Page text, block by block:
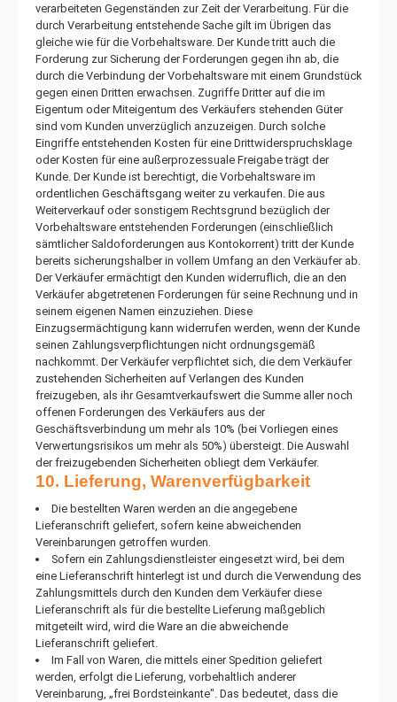
verarbeiteten Gegenständen zur Zeit der Verarbeitung. Für die
durch Verarbeitung entstehende Sache gilt im Übrigen das
gleiche wie für die Vorbehaltsware. Der Kunde tritt auch die
Forderung zur Sicherung der Forderungen gegen ihn ab, die
durch die Verbindung der Vorbehaltsware mit einem Grundstück
gegen einen Dritten erwachsen. Zugriffe Dritter auf die im
Eigentum oder Miteigentum des Verkäufers stehenden Güter
sind vom Kunden unverzüglich anzuzeigen. Durch solche
Eingriffe entstehenden Kosten für eine Drittwiderspruchsklage
oder Kosten für eine außerprozessuale Freigabe trägt der
Kunde. Der Kunde ist berechtigt, die Vorbehaltsware im
ordentlichen Geschäftsgang weiter zu verkaufen. Die aus
Weiterverkauf oder sonstigem Rechtsgrund bezüglich der
Vorbehaltsware entstehenden Forderungen (einschließlich
sämtlicher Saldoforderungen aus Kontokorrent) tritt der Kunde
bereits sicherungshalber in vollem Umfang an den Verkäufer ab.
Der Verkäufer ermächtigt den Kunden widerruflich, die an den
Verkäufer abgetretenen Forderungen für seine Rechnung und in
seinem eigenen Namen einzuziehen. Diese
Einzugsermächtigung kann widerrufen werden, wenn der Kunde
seinen Zahlungsverpflichtungen nicht ordnungsgemäß
nachkommt. Der Verkäufer verpflichtet sich, die dem Verkäufer
zustehenden Sicherheiten auf Verlangen des Kunden
freizugeben, als ihr Gesamtverkaufswert die Summe aller noch
offenen Forderungen des Verkäufers aus der
Geschäftsverbindung um mehr als 10% (bei Vorliegen eines
Verwertungsrisikos um mehr als 50%) übersteigt. Die Auswahl
der freizugebenden Sicherheiten obliegt dem Verkäufer.
10. Lieferung, Warenverfügbarkeit
Die bestellten Waren werden an die angegebene
Lieferanschrift geliefert, sofern keine abweichenden
Vereinbarungen getroffen wurden.
Sofern ein Zahlungsdienstleister eingesetzt wird, bei dem
eine Lieferanschrift hinterlegt ist und durch die Verwendung des
Zahlungsmittels durch den Kunden dem Verkäufer diese
Lieferanschrift als für die bestellte Lieferung maßgeblich
mitgeteilt wird, wird die Ware an die abweichende
Lieferanschrift geliefert.
Im Fall von Waren, die mittels einer Spedition geliefert
werden, erfolgt die Lieferung, vorbehaltlich anderer
Vereinbarung, „frei Bordsteinkante". Das bedeutet, dass die